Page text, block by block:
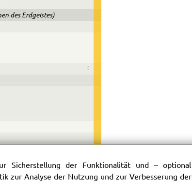
des Erdgeistes)
6
Sicherstellung der Funktionalität und – optional
zur Analyse der Nutzung und zur Verbesserung der